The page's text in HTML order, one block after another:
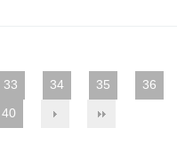
33 34 35
36
40